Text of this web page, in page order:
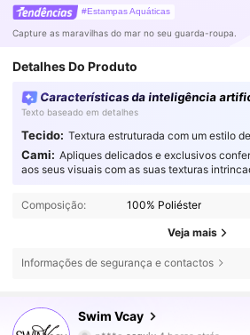
#Estampas Aquáticas
Capture as maravilhas do mar no seu guarda-roupa.
Detalhes Do Produto
Características da inteligência
Texto baseado em detalhes
Tecido: Textura estruturada com um estilo
Cami: Apliques delicados e exclusivos
aos seus visuais com as suas texturas
Composição:
100% Poliéster
Veja mais
Informações de segurança e contactos
Swim Vcay
p***oseguiu